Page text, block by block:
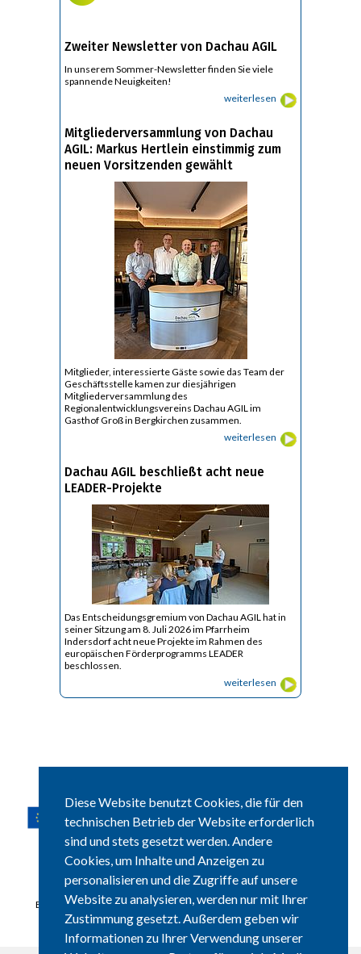
Diese Website benutzt Cookies, die für den
technischen Betrieb der Website erforderlich
sind und stets gesetzt werden. Andere
Cookies, um Inhalte und Anzeigen zu
personalisieren und die Zugriffe auf unsere
Website zu analysieren, werden nur mit Ihrer
Zustimmung gesetzt. Außerdem geben wir
Informationen zu Ihrer Verwendung unserer
Zweiter Newsletter von Dachau AGIL
In unserem Sommer-Newsletter finden Sie viele
spannende Neuigkeiten!
weiterlesen
Mitgliederversammlung von Dachau
AGIL: Markus Hertlein einstimmig zum
neuen Vorsitzenden gewählt
Mitglieder, interessierte Gäste sowie das Team der
Geschäftsstelle kamen zur diesjährigen
Mitgliederversammlung des
Regionalentwicklungsvereins Dachau AGIL im
Gasthof Groß in Bergkirchen zusammen.
weiterlesen
Dachau AGIL beschließt acht neue
LEADER-Projekte
Das Entscheidungsgremium von Dachau AGIL hat in
seiner Sitzung am 8. Juli 2026 im Pfarrheim
Indersdorf acht neue Projekte im Rahmen des
europäischen Förderprogramms LEADER
beschlossen.
weiterlesen
Ein im Rahmen des GAP-Strategieplans Deutschland 2023 – 2027
gefördertes Projekt im Freistaat Bayern.
Ziel: Steuerung, Bearbeitung und Evaluierung der Lokalen
Bewusstseinsbildung für LEADER sowie Vernetzung von regionalen
Akteuren und Interessenträgern. (Zur LEADER-Erläuterungstafel